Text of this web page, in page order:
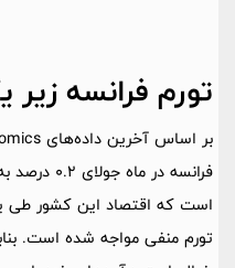
تورم فرانسه
فرانسه در
است که اقتصاد این کشور طی
تورم منفی مواجه شده است.